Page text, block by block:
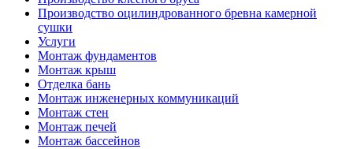
Производство оцилиндрованного бревна камерной
сушки
Услуги
Монтаж фундаментов
Монтаж крыш
Отделка бань
Монтаж инженерных коммуникаций
Монтаж стен
Монтаж печей
Монтаж бассейнов